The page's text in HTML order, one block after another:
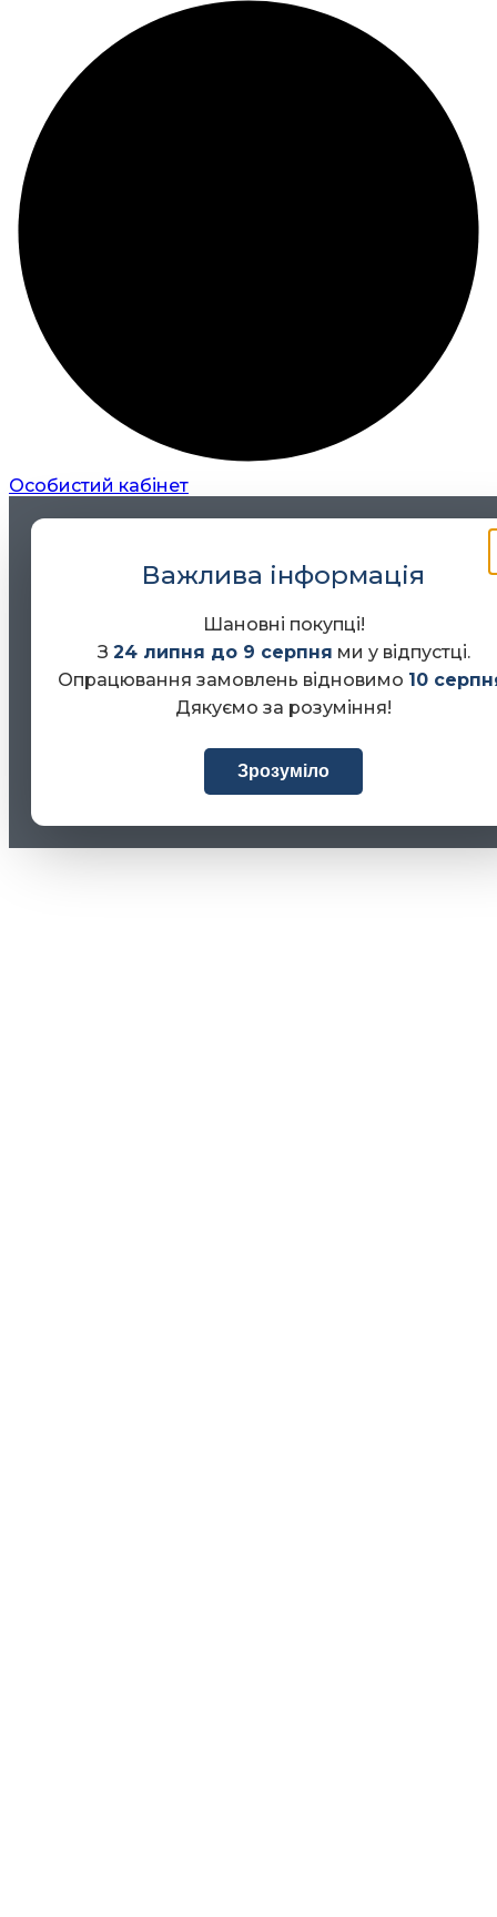
Особистий кабінет
Важлива інформація
Шановні покупці!
З 24 липня до 9 серпня ми у відпустці.
Опрацювання замовлень відновимо 10
Дякуємо за розуміння!
Зрозуміло